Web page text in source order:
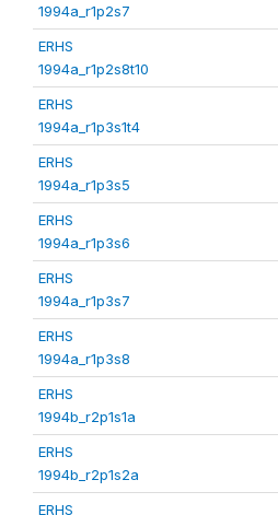
1994a_r1p2s7
ERHS
1994a_r1p2s8t10
ERHS
1994a_r1p3s1t4
ERHS
1994a_r1p3s5
ERHS
1994a_r1p3s6
ERHS
1994a_r1p3s7
ERHS
1994a_r1p3s8
ERHS
1994b_r2p1s1a
ERHS
1994b_r2p1s2a
ERHS